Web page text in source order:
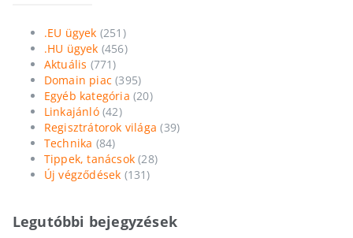
.EU ügyek (251)
.HU ügyek (456)
Aktuális (771)
Domain piac (395)
Egyéb kategória (20)
Linkajánló(42)
Regisztrátorok világa (39)
Technika (84)
Tippek, tanácsok (28)
Új végződések (131)
Legutóbbi bejegyzések